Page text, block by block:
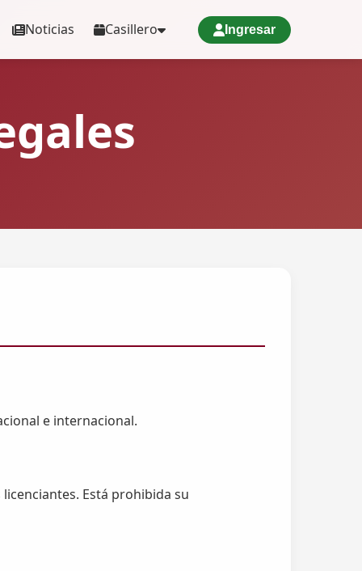
Noticias Casillero Ingresar
e internacional.
Está prohibida su